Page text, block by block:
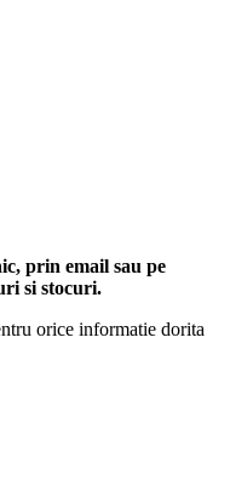
prin email sau pe
si stocuri.
orice informatie dorita